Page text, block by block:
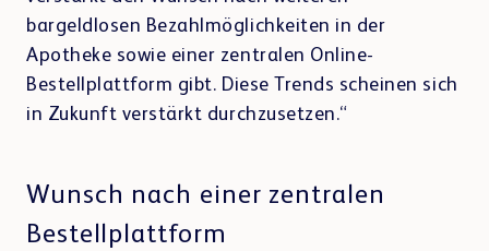
bargeldlosen Bezahlmöglichkeiten in der
Apotheke sowie einer zentralen Online-
Bestellplattform gibt. Diese Trends scheinen sich
in Zukunft verstärkt durchzusetzen.“
Wunsch nach einer zentralen
Bestellplattform